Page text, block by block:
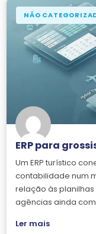
NÃO
ERP para
Um ERP turístico
contabilidade num
relação às
agências ainda
Ler mais